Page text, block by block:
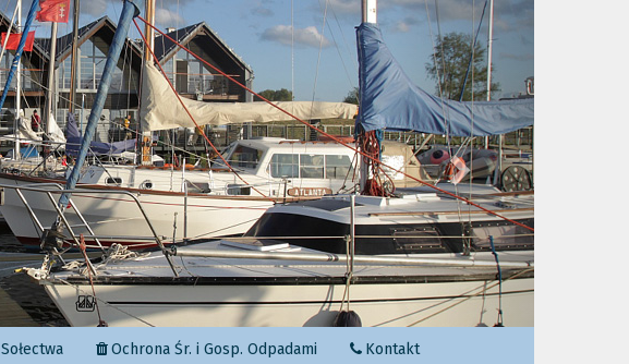
Następny
Sołectwa Ochrona Śr. i Gosp. Odpadami Kontakt